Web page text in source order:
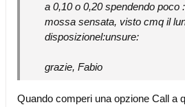
a 0,10 o 0,20 spendendo poco
mossa sensata, visto cmq il
disposizionel:unsure:
grazie, Fabio
Quando comperi una opzione Call a